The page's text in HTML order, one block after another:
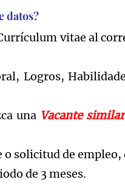
datos?
vitae al
Logros,
una Vacante
solicitud de empleo,
de 3 meses.